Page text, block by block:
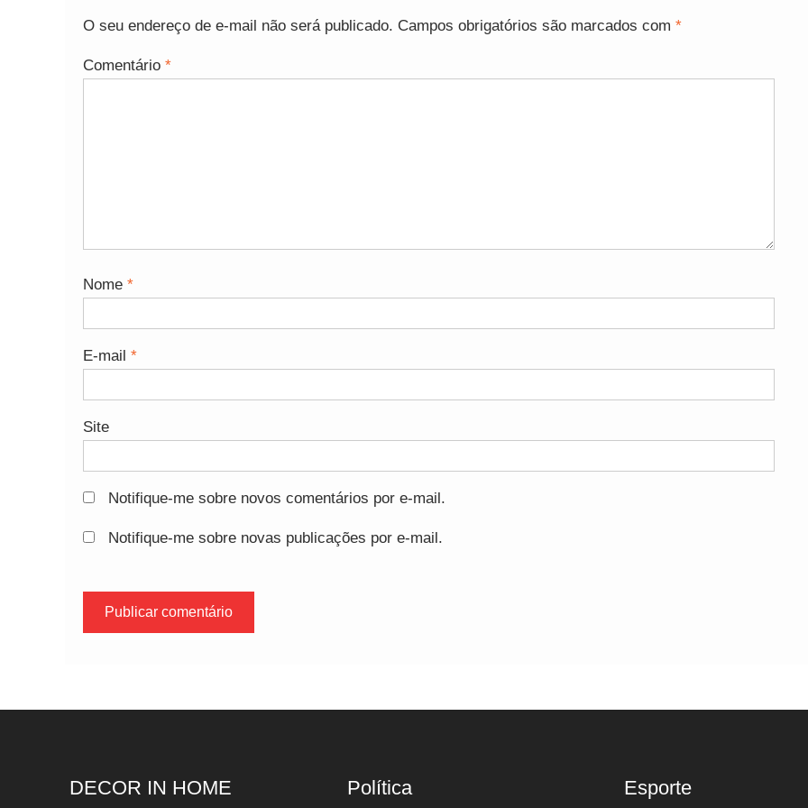
O seu endereço de e-mail não será publicado. Campos obrigatórios são marcados com *
Comentário *
Nome *
E-mail *
Site
Notifique-me sobre novos comentários por e-mail.
Notifique-me sobre novas publicações por e-mail.
DECOR IN HOME Política Esporte